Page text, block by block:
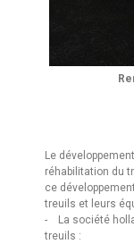
Le
réhabilitation du
ce
treuils et leurs
- La société
treuils :